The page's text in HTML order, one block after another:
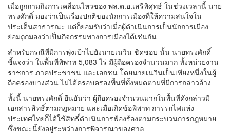
เมื่อถูกถามถึงการเคลื่อนไหวของ พล.ต.อ.เสรีพิศุทธ์ ในช่วงเวลานี้ นาย
ทรงศักดิ์ มองว่าเป็นเรื่องปกติของนักการเมืองที่ให้ความสนใจใน
ประเด็นสาธารณะ แต่ก็ยอมรับว่าเมื่อผู้ดำเนินการเป็นนักการเมือง
ย่อมถูกมองว่าเป็นกิจกรรมทางการเมืองได้เช่นกัน
สำหรับกรณีที่มีการพุ่งเป้าไปยังนายเนวิน ชิดชอบ นั้น นายทรงศักดิ์
ชี้แจงว่า ในพื้นที่พิพาท 5,083 ไร่ มีผู้ถือครองจำนวนมาก ทั้งหน่วยงาน
ราชการ ภาคประชาชน และเอกชน โดยนายเนวินเป็นเพียงหนึ่งในผู้
ถือครองบางส่วน ไม่ได้ครอบครองพื้นที่ทั้งหมดตามที่มีการกล่าวอ้าง
ทั้งนี้ นายทรงศักดิ์ ยืนยันว่า ผู้ถือครองจำนวนมากในพื้นที่ดังกล่าวมี
เอกสารสิทธิ์ตามกฎหมาย และเมื่อเกิดข้อพิพาท การรถไฟแห่ง
ประเทศไทยก็ได้ใช้สิทธิ์ดำเนินการฟ้องร้องตามกระบวนการกฎหมาย
ซึ่งขณะนี้ยังอยู่ระหว่างการพิจารณาของศาล